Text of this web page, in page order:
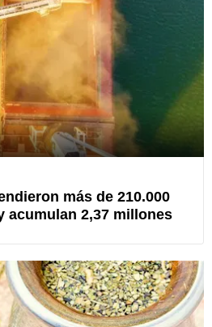
más de 210.000
acumulan 2,37 millones